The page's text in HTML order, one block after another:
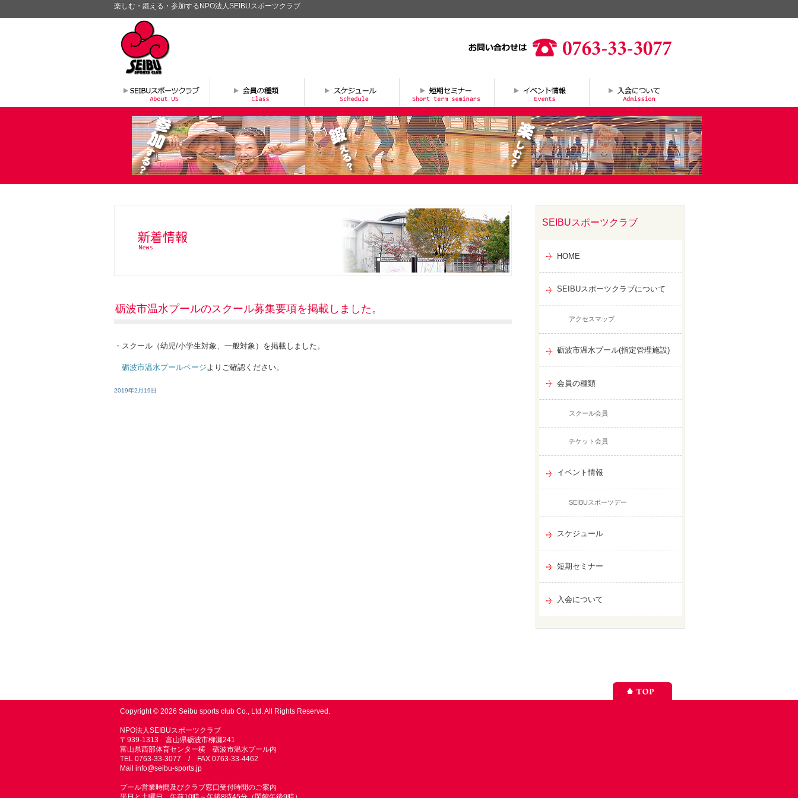
楽しむ・鍛える・参加するNPO法人SEIBUスポーツクラブ
砺波市温水プールのスクール募集要項を掲載しました。
・スクール（幼児/小学生対象、一般対象）を掲載しました。
砺波市温水プールページよりご確認ください。
2019年2月19日
SEIBUスポーツクラブ
HOME
SEIBUスポーツクラブについて
アクセスマップ
砺波市温水プール(指定管理施設)
会員の種類
スクール会員
チケット会員
イベント情報
SEIBUスポーツデー
スケジュール
短期セミナー
入会について
Copyright © 2026 Seibu sports club Co., Ltd. All Rights Reserved.
NPO法人SEIBUスポーツクラブ
〒939-1313 富山県砺波市柳瀬241
富山県西部体育センター横 砺波市温水プール内
TEL 0763-33-3077 / FAX 0763-33-4462
Mail info@seibu-sports.jp
プール営業時間及びクラブ窓口受付時間のご案内